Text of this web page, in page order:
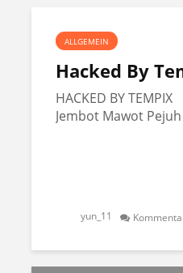
ALLGEMEIN
Hacked By
HACKED BY TEMPIX
Jembot Mawot
yun_11